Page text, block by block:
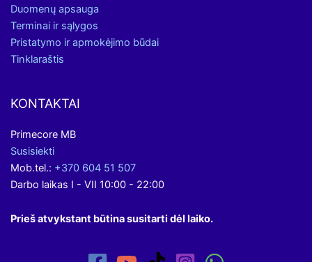
Duomenų apsauga
Terminai ir sąlygos
Pristatymo ir apmokėjimo būdai
Tinklaraštis
KONTAKTAI
Primecore MB
Susisiekti
Mob.tel.: +370 604 51 507
Darbo laikas I - VII 10:00 - 22:00
Prieš atvykstant būtina susitarti dėl laiko.